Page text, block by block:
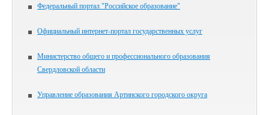
Федеральный портал "Российское образование"
Официальный интернет-портал государственных услуг
Министерство общего и профессионального образования
Свердловской области
Управление образования Артинского городского округа